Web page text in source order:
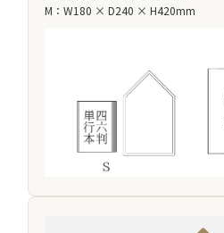
M：W180 × D240 × H420mm